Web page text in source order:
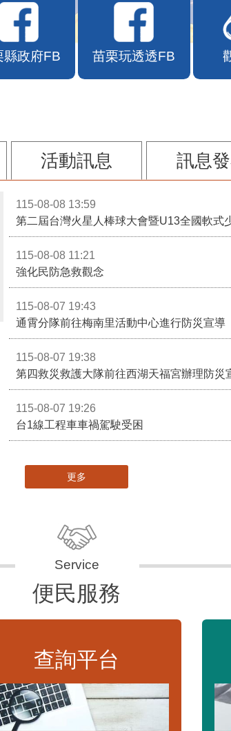
縣政府FB 苗栗玩透透FB
活動訊息 訊息
115-08-08 13:59
第二屆台灣火星人棒球大會暨U13全國軟式
115-08-08 11:21
強化民防急救觀念
115-08-07 19:43
通霄分隊前往梅南里活動中心進行防災宣導
115-08-07 19:38
第四救災救護大隊前往西湖天福宮辦理防災
115-08-07 19:26
台1線工程車車禍駕駛受困
更多
便民服務
查詢平台